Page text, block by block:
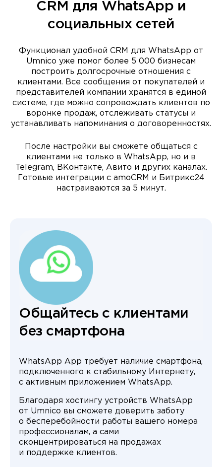
CRM для WhatsApp и
социальных сетей
Функционал удобной CRM для WhatsApp от
Umnico уже помог более 5 000 бизнесам
построить долгосрочные отношения с
клиентами. Все сообщения от покупателей и
представителей компании хранятся в единой
системе, где можно сопровождать клиентов по
воронке продаж, отслеживать статусы и
устанавливать напоминания о договоренностях.
После настройки вы сможете общаться с
клиентами не только в WhatsApp, но и в
Telegram, ВКонтакте, Авито и других каналах.
Готовые интеграции с amoCRM и Битрикс24
настраиваются за 5 минут.
Общайтесь с клиентами
без смартфона
WhatsApp App требует наличие смартфона,
подключенного к стабильному Интернету,
с активным приложением WhatsApp.
Благодаря хостингу устройств WhatsApp
от Umnico вы сможете доверить заботу
о бесперебойности работы вашего номера
профессионалам, а сами
сконцентрироваться на продажах
и поддержке клиентов.